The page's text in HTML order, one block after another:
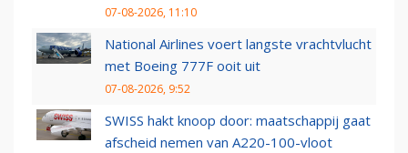
07-08-2026, 11:10
National Airlines voert langste vrachtvlucht
met Boeing 777F ooit uit
07-08-2026, 9:52
SWISS hakt knoop door: maatschappij gaat
afscheid nemen van A220-100-vloot